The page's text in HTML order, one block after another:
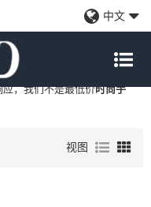
中文
，我们提供定制批发
时尚
代工制造，现在联系我们以
，我们不是最低价时尚手
视图